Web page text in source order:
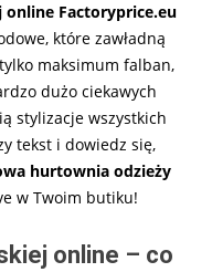
Factoryprice.eu
które zawładną
maksimum falban,
dużo ciekawych
stylizacje wszystkich
tekst i dowiedz się,
hurtownia odzieży
w Twoim butiku!
online – co